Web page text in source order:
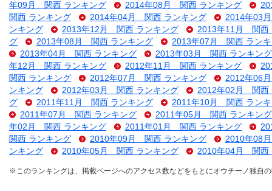
年09月 関西 ランキング
2014年08月 関西 ランキング
関西 ランキング
2014年04月 関西 ランキング
2014年03
ンキング
2013年12月 関西 ランキング
2013年11月 関西
グ
2013年08月 関西 ランキング
2013年07月 関西 ランキ
2013年04月 関西 ランキング
2013年03月 関西 ランキング
年12月 関西 ランキング
2012年11月 関西 ランキング
関西 ランキング
2012年07月 関西 ランキング
2012年06
ンキング
2012年03月 関西 ランキング
2012年02月 関西
グ
2011年11月 関西 ランキング
2011年10月 関西 ランキ
2011年07月 関西 ランキング
2011年05月 関西 ランキング
年02月 関西 ランキング
2011年01月 関西 ランキング
関西 ランキング
2010年09月 関西 ランキング
2010年08
ンキング
2010年05月 関西 ランキング 2010年04月 関西
※このランキングは、掲載ページへのアクセス数などをもとにオウチーノ独自